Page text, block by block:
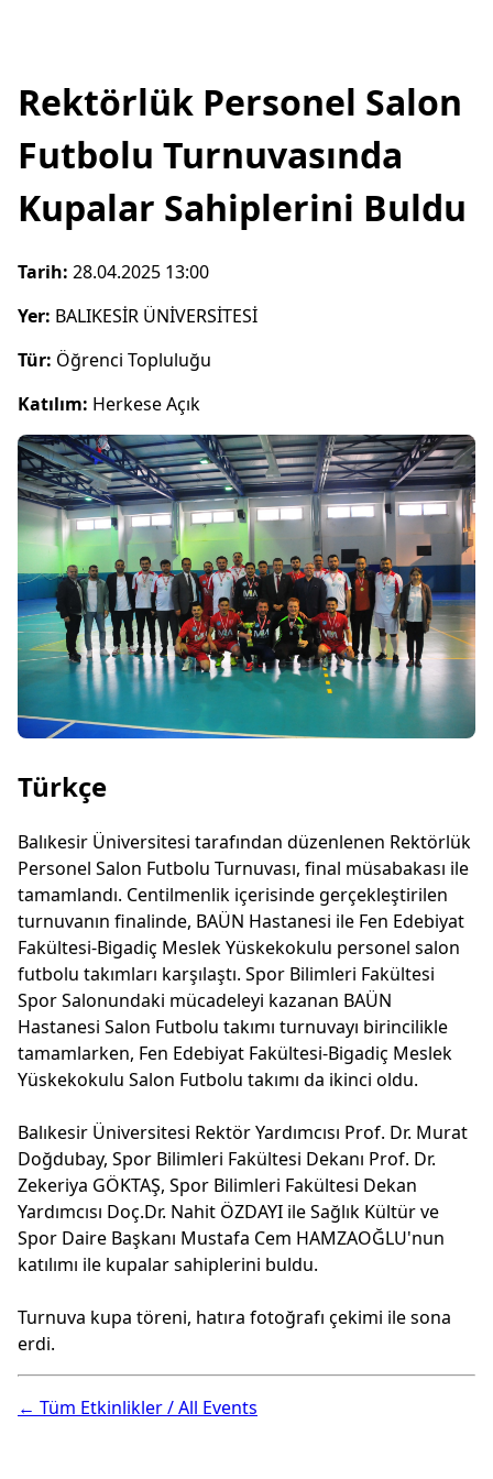
Rektörlük Personel Salon
Futbolu Turnuvasında
Kupalar Sahiplerini Buldu
Tarih: 28.04.2025 13:00
Yer: BALIKESİR ÜNİVERSİTESİ
Tür: Öğrenci Topluluğu
Katılım: Herkese Açık
Türkçe
Balıkesir Üniversitesi tarafından düzenlenen Rektörlük
Personel Salon Futbolu Turnuvası, final müsabakası ile
tamamlandı. Centilmenlik içerisinde gerçekleştirilen
turnuvanın finalinde, BAÜN Hastanesi ile Fen Edebiyat
Fakültesi-Bigadiç Meslek Yüskekokulu personel salon
futbolu takımları karşılaştı. Spor Bilimleri Fakültesi
Spor Salonundaki mücadeleyi kazanan BAÜN
Hastanesi Salon Futbolu takımı turnuvayı birincilikle
tamamlarken, Fen Edebiyat Fakültesi-Bigadiç Meslek
Yüskekokulu Salon Futbolu takımı da ikinci oldu.
Balıkesir Üniversitesi Rektör Yardımcısı Prof. Dr. Murat
Doğdubay, Spor Bilimleri Fakültesi Dekanı Prof. Dr.
Zekeriya GÖKTAŞ, Spor Bilimleri Fakültesi Dekan
Yardımcısı Doç.Dr. Nahit ÖZDAYI ile Sağlık Kültür ve
Spor Daire Başkanı Mustafa Cem HAMZAOĞLU'nun
katılımı ile kupalar sahiplerini buldu.
Turnuva kupa töreni, hatıra fotoğrafı çekimi ile sona
erdi.
← Tüm Etkinlikler / All Events